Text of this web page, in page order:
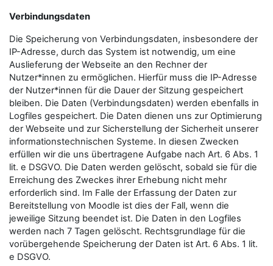
Verbindungsdaten
Die Speicherung von Verbindungsdaten, insbesondere der
IP-Adresse, durch das System ist notwendig, um eine
Auslieferung der Webseite an den Rechner der
Nutzer*innen zu ermöglichen. Hierfür muss die IP-Adresse
der Nutzer*innen für die Dauer der Sitzung gespeichert
bleiben. Die Daten (Verbindungsdaten) werden ebenfalls in
Logfiles gespeichert. Die Daten dienen uns zur Optimierung
der Webseite und zur Sicherstellung der Sicherheit unserer
informationstechnischen Systeme. In diesen Zwecken
erfüllen wir die uns übertragene Aufgabe nach Art. 6 Abs. 1
lit. e DSGVO. Die Daten werden gelöscht, sobald sie für die
Erreichung des Zweckes ihrer Erhebung nicht mehr
erforderlich sind. Im Falle der Erfassung der Daten zur
Bereitstellung von Moodle ist dies der Fall, wenn die
jeweilige Sitzung beendet ist. Die Daten in den Logfiles
werden nach 7 Tagen gelöscht. Rechtsgrundlage für die
vorübergehende Speicherung der Daten ist Art. 6 Abs. 1 lit.
e DSGVO.